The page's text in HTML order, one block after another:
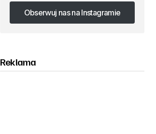
Obserwuj nas na Instagramie
Obserwuj nas na Instagramie
Reklama